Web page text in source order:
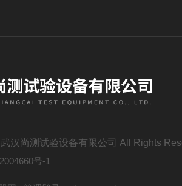
汉尚测试验设备有限公司 All Rights
号-1